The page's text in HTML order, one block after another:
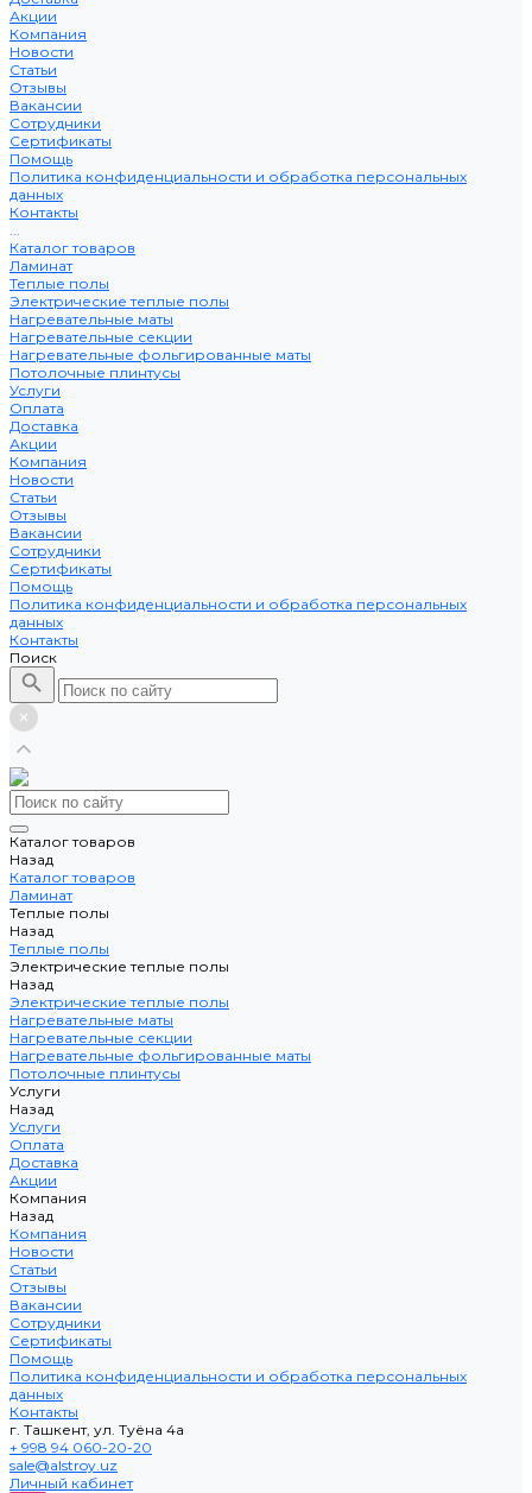
Акции
Компания
Новости
Статьи
Отзывы
Вакансии
Сотрудники
Сертификаты
Помощь
Политика конфиденциальности и обработка персональных
данных
Контакты
...
Каталог товаров
Ламинат
Теплые полы
Электрические теплые полы
Нагревательные маты
Нагревательные секции
Нагревательные фольгированные маты
Потолочные плинтусы
Услуги
Оплата
Доставка
Акции
Компания
Новости
Статьи
Отзывы
Вакансии
Сотрудники
Сертификаты
Помощь
Политика конфиденциальности и обработка персональных
данных
Контакты
Поиск
Каталог товаров
Назад
Каталог товаров
Ламинат
Теплые полы
Назад
Теплые полы
Электрические теплые полы
Назад
Электрические теплые полы
Нагревательные маты
Нагревательные секции
Нагревательные фольгированные маты
Потолочные плинтусы
Услуги
Назад
Услуги
Оплата
Доставка
Акции
Компания
Назад
Компания
Новости
Статьи
Отзывы
Вакансии
Сотрудники
Сертификаты
Помощь
Политика конфиденциальности и обработка персональных
данных
Контакты
г. Ташкент, ул. Туёна 4а
+ 998 94 060-20-20
sale@alstroy.uz
Личный кабинет